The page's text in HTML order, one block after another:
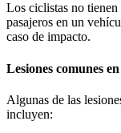
Los ciclistas no tienen
pasajeros en un
caso de impacto.
Lesiones comunes
Algunas de las
incluyen: